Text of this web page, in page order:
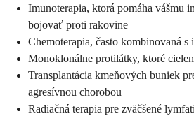
Imunoterapia, ktorá pomáha vášmu
bojovať proti rakovine
Chemoterapia, často kombinovaná
Monoklonálne protilátky, ktoré
Transplantácia kmeňových buniek
agresívnou chorobou
Radiačná terapia pre zväčšené